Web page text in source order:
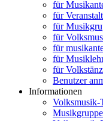
für
für
für
für
für
für
für
Benutzer
Informationen
Volksmusik-